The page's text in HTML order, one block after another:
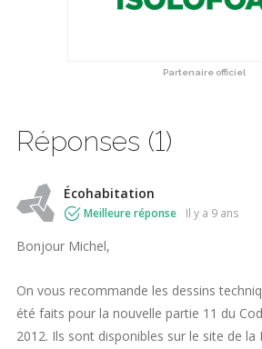
Partenaire officiel
Réponses (1)
Écohabitation
Meilleure réponse il y a 9 ans
Bonjour Michel,
On vous recommande les dessins
été faits pour la nouvelle partie 11 du
2012. Ils sont disponibles sur le site de la